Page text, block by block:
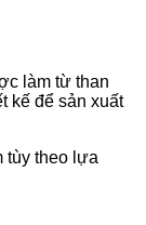
làm từ than
kế để sản xuất
tùy theo lựa